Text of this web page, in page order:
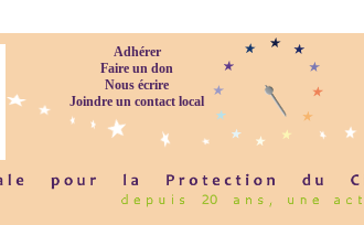
Adhérer
Faire un don
Nous écrire
Joindre un contact local